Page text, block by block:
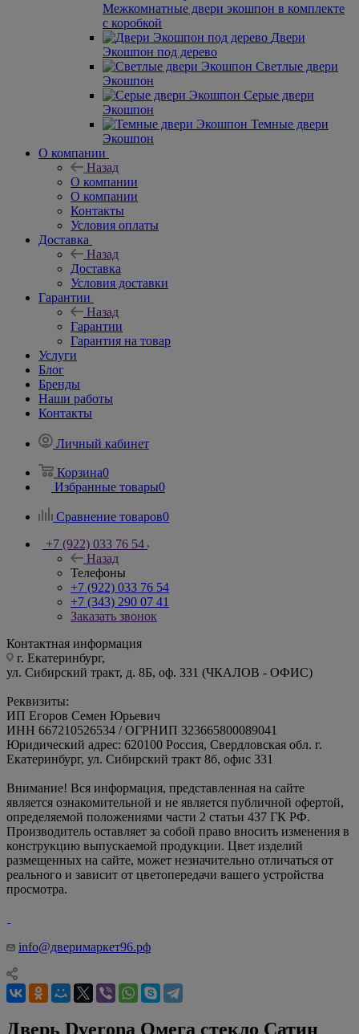
Межкомнатные двери экошпон в комплекте
с коробкой
Двери
Экошпон под дерево
Светлые двери
Экошпон
Серые двери
Экошпон
Темные двери
Экошпон
О компании
Назад
О компании
О компании
Контакты
Условия оплаты
Доставка
Назад
Доставка
Условия доставки
Гарантии
Назад
Гарантии
Гарантия на товар
Услуги
Блог
Бренды
Наши работы
Контакты
Личный кабинет
Корзина0
Избранные товары0
Сравнение товаров0
+7 (922) 033 76 54
Назад
Телефоны
+7 (922) 033 76 54
+7 (343) 290 07 41
Заказать звонок
Контактная информация
г. Екатеринбург,
ул. Сибирский тракт, д. 8Б, оф. 331 (ЧКАЛОВ - ОФИС)
Реквизиты:
ИП Егоров Семен Юрьевич
ИНН 667210526534 / ОГРНИП 323665800089041
Юридический адрес: 620100 Россия, Свердловская обл. г.
Екатеринбург, ул. Сибирский тракт 8б, офис 331
Внимание! Вся информация, представленная на сайте
является ознакомительной и не является публичной офертой,
определяемой положениями части 2 статьи 437 ГК РФ.
Производитель оставляет за собой право вносить изменения в
конструкцию выпускаемой продукции. Цвет изделий
размещенных на сайте, может незначительно отличаться от
реального и зависит от цветопередачи вашего устройства
просмотра.
info@дверимаркет96.рф
Дверь Dverona Омега стекло Сатин